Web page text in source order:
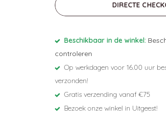
DIRECTE
Beschikbaar in de winkel:
controleren
Op werkdagen voor 16.00 uur
verzonden!
Gratis verzending vanaf €75
Bezoek onze winkel in Uitgeest!